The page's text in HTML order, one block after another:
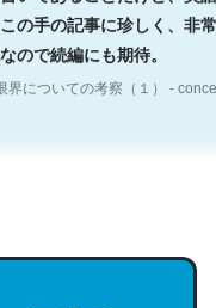
の手の記事に珍しく、非常
ので続編にも期待。
界についての考察（１） -
ないので貴重な良記事。/